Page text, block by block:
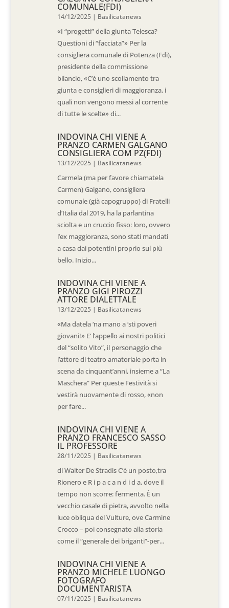
COMUNALE(FDI)
14/12/2025 | Basilicatanews
«I “progetti” della giunta Telesca?
Questioni di “facciata”» Per la
consigliera comunale di Potenza (Fdi),
presidente della commissione
bilancio, «C’è uno scollamento tra
giunta e consiglieri di maggioranza, i
quali non vengono messi al corrente
di tutte le scelte» di...
INDOVINA CHI VIENE A
PRANZO CARMEN GALGANO
CONSIGLIERA COM PZ(FDI)
13/12/2025 | Basilicatanews
Carmela (ma per favore chiamatela
Carmen) Galgano, consigliera
comunale (già capogruppo) di Fratelli
d’Italia dal 2019, ha la parlantina
sciolta e un cruccio fisso: loro, ovvero
l’ex maggioranza, sono stati mandati
a casa dai potentini proprio sul più
bello. Inizio...
INDOVINA CHI VIENE A
PRANZO GIGI PIROZZI
ATTORE DIALETTALE
13/12/2025 | Basilicatanews
«Ma datela ‘na mano a ‘sti poveri
giovani!» E’ l’appello ai nostri politici
del “solito Vito”, il personaggio che
l’attore di teatro amatoriale porta in
scena da cinquant’anni, insieme a “La
Maschera” Per queste Festività si
vestirà nuovamente di rosso, «non
per fare...
INDOVINA CHI VIENE A
PRANZO FRANCESCO SASSO
IL PROFESSORE
28/11/2025 | Basilicatanews
di Walter De Stradis C’è un posto,tra
Rionero e R i p a c a n d i d a, dove il
tempo non scorre: fermenta. È un
vecchio casale di pietra, avvolto nella
luce obliqua del Vulture, ove Carmine
Crocco – poi consegnato alla storia
come il “generale dei briganti”-per...
INDOVINA CHI VIENE A
PRANZO MICHELE LUONGO
FOTOGRAFO
DOCUMENTARISTA
07/11/2025 | Basilicatanews